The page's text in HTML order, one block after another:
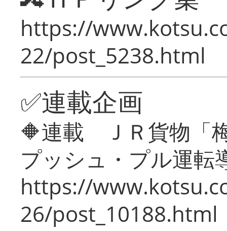
https://
22/post_5238.html
✅連載企画
🔶連載 ＪＲ貨物「
プッシュ・プル運転
https://
26/post_10188.html